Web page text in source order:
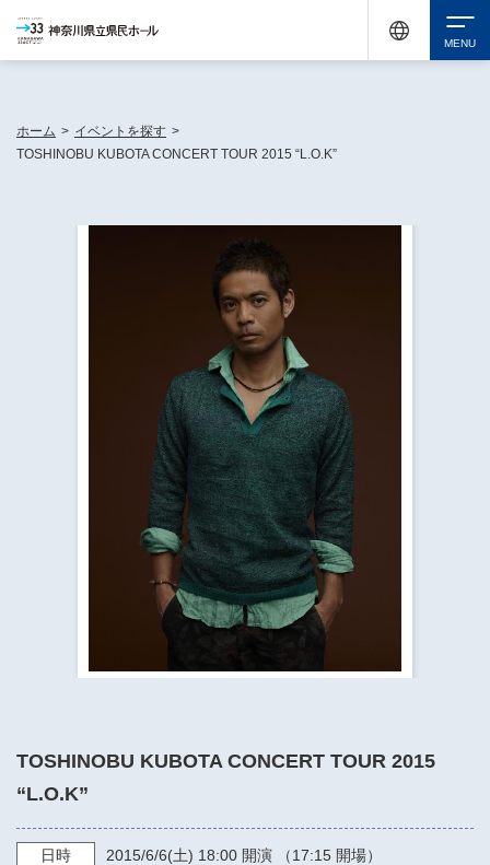
・ イベントカレンダー
休館中の県民ホールについて
・ パイプオルガン
・ 神奈川県民ホールの取り組み
神奈川県立県民ホールSNS
​​​​​​​​​​​​​神奈川県立県民ホール
ホーム > イベントを探す >
TOSHINOBU KUBOTA CONCERT TOUR 2015 “L.O.K”
TOSHINOBU KUBOTA CONCERT TOUR 2015
“L.O.K”
日時 2015/6/6(土) 18:00 開演 （17:15 開場）